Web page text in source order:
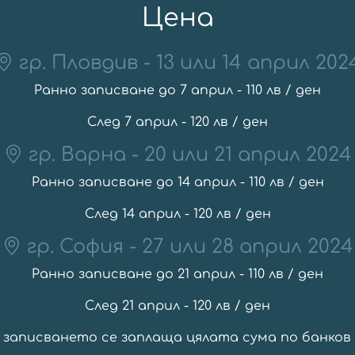
Цена
гр. Пловдив - 13 или 14 април
Ранно записване до 7 април - 110 лв / ден
След 7 април - 120 лв / ден
гр. Варна - 20 или 21 април 2024
Ранно записване до 14 април - 110 лв / ден
След 14 април - 120 лв / ден
гр. София - 27 или 28 април 2024
Ранно записване до 21 април - 110 лв / ден
След 21 април - 120 лв / ден
се заплаща цялата сума по